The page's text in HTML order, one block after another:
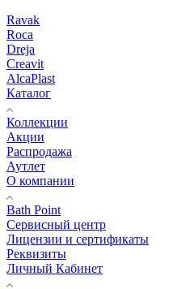
Ravak
Roca
Dreja
Creavit
AlcaPlast
Каталог
Коллекции
Акции
Распродажа
Аутлет
О компании
Bath Point
Сервисный центр
Лицензии и сертификаты
Реквизиты
Личный Кабинет